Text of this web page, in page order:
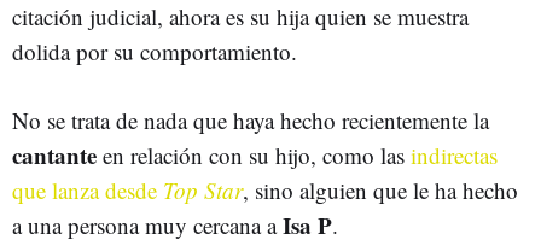
citación judicial, ahora es su hija quien se muestra
dolida por su comportamiento.
No se trata de nada que haya hecho recientemente la
cantante en relación con su hijo, como las indirectas
que lanza desde Top Star, sino alguien que le ha hecho
a una persona muy cercana aIsa P.